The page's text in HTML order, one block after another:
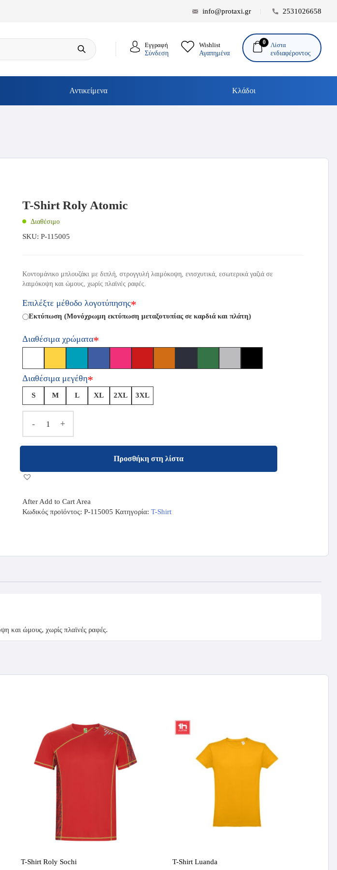
info@protaxi.gr 2531026658
Εγγραφή
Σύνδεση
Wishlist
Αγαπημένα
0
Λίστα
ενδιαφέροντος
Αντικείμενα Κλάδοι
T-Shirt Roly Atomic
Διαθέσιμο
SKU:P-115005
Κοντομάνικο μπλουζάκι με διπλή, στρογγυλή λαιμόκοψη, ενισχυτικά, εσωτερικά γαζιά σε
λαιμόκοψη και ώμους, χωρίς πλαϊνές ραφές.
*
Επιλέξτε μέθοδο λογοτύπησης
Εκτύπωση (Μονόχρωμη εκτύπωση μεταξοτυπίας σε καρδιά και πλάτη)
*
Διαθέσιμα χρώματα
*
Διαθέσιμα μεγέθη
S M L XL 2XL 3XL
- +
Προσθήκη στη λίστα
After Add to Cart Area
Κωδικός προϊόντος:P-115005 Κατηγορία:T-Shirt
και ώμους, χωρίς πλαϊνές ραφές.
T-Shirt Roly Sochi T-Shirt Luanda